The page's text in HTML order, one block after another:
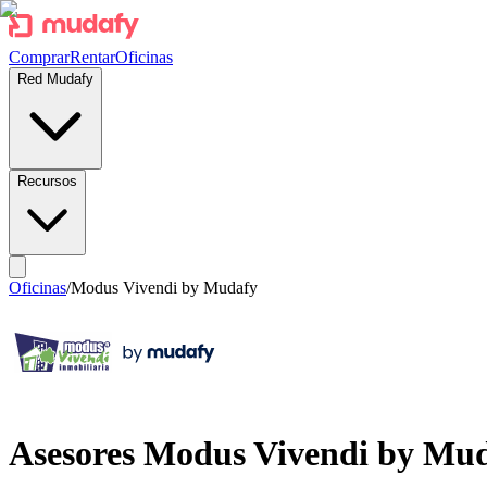
ComprarRentarOficinas
Red Mudafy
Recursos
Oficinas/Modus Vivendi by Mudafy
Asesores Modus Vivendi by